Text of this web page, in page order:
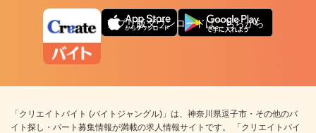
アプリ版ダウンロードはこちらから
「クリエイトバイト (バイトジャングル)」は、神奈川県逗子市・その他のバ
イト探し・パート募集情報が満載の求人情報サイトです。 「クリエイトバイ